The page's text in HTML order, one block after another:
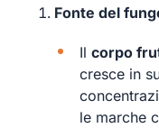
Fonte del
Il corpo
cresce in
le marche